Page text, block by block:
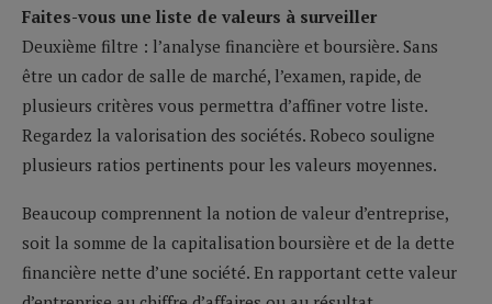
Faites-vous une liste de valeurs à surveiller
Deuxième filtre : l’analyse financière et boursière. Sans
être un cador de salle de marché, l’examen, rapide, de
plusieurs critères vous permettra d’affiner votre liste.
Regardez la valorisation des sociétés. Robeco souligne
plusieurs ratios pertinents pour les valeurs moyennes.
Beaucoup comprennent la notion de valeur d’entreprise,
soit la somme de la capitalisation boursière et de la dette
financière nette d’une société. En rapportant cette valeur